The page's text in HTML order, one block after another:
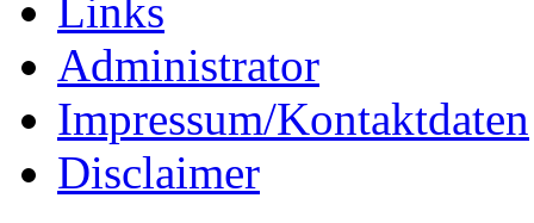
Links
Administrator
Impressum/Kontaktdaten
Disclaimer